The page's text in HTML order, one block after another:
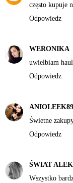
często kupuje
Odpowiedz
WERONIKA
uwielbiam
Odpowiedz
ANIOLEEK89
Świetne
Odpowiedz
ŚWIAT
Wszystko